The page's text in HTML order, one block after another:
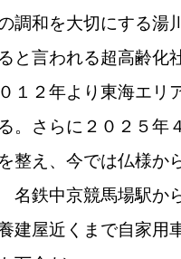
調和を大切にする湯
ると言われる超高齢化
０１２年より東海エリ
る。さらに２０２５年
を整え、今では仏様か
名鉄中京競馬場駅か
建屋近くまで自家用